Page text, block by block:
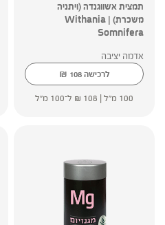
תמצית אשווגנדה (ויתניה
משכרת) | Withania
Somnifera
אדמה יציבה
לרכישה ₪ 108
100 מ"ל | ₪ 108 ל־100 מ"ל